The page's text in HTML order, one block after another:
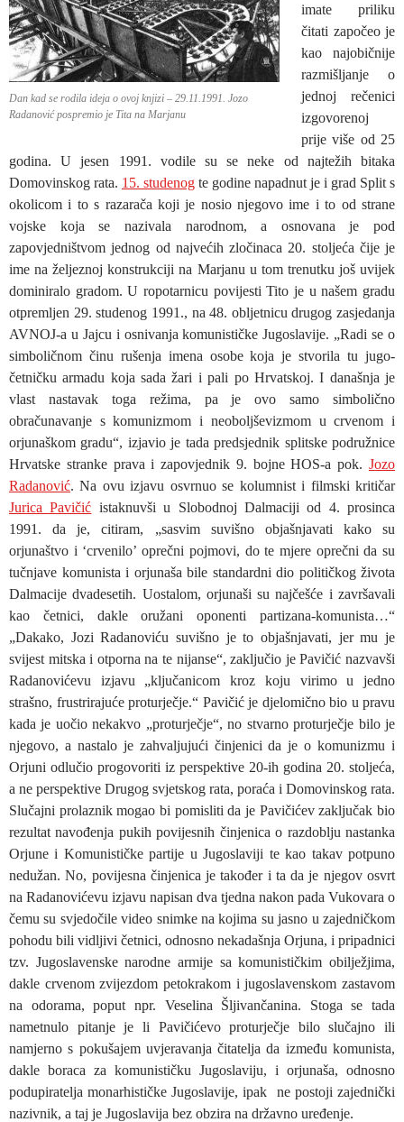
Dan kad se rodila ideja o ovoj knjizi – 29.11.1991. Jozo
Radanović pospremio je Tita na Marjanu
imate priliku
čitati započeo je
kao najobičnije
razmišljanje o
jednoj rečenici
izgovorenoj
prije više od 25
godina. U jesen 1991. vodile su se neke od najtežih bitaka
Domovinskog rata. 15. studenog te godine napadnut je i grad Split s
okolicom i to s razarača koji je nosio njegovo ime i to od strane
vojske koja se nazivala narodnom, a osnovana je pod
zapovjedništvom jednog od najvećih zločinaca 20. stoljeća čije je
ime na željeznoj konstrukciji na Marjanu u tom trenutku još uvijek
dominiralo gradom. U ropotarnicu povijesti Tito je u našem gradu
otpremljen 29. studenog 1991., na 48. obljetnicu drugog zasjedanja
AVNOJ-a u Jajcu i osnivanja komunističke Jugoslavije. „Radi se o
simboličnom činu rušenja imena osobe koja je stvorila tu jugo-
četničku armadu koja sada žari i pali po Hrvatskoj. I današnja je
vlast nastavak toga režima, pa je ovo samo simbolično
obračunavanje s komunizmom i neoboljševizmom u crvenom i
orjunaškom gradu“, izjavio je tada predsjednik splitske podružnice
Hrvatske stranke prava i zapovjednik 9. bojne HOS-a pok. Jozo
Radanović. Na ovu izjavu osvrnuo se kolumnist i filmski kritičar
Jurica Pavičić istaknuvši u Slobodnoj Dalmaciji od 4. prosinca
1991. da je, citiram, „sasvim suvišno objašnjavati kako su
orjunaštvo i ‘crvenilo’ oprečni pojmovi, do te mjere oprečni da su
tučnjave komunista i orjunaša bile standardni dio političkog života
Dalmacije dvadesetih. Uostalom, orjunaši su najčešće i završavali
kao četnici, dakle oružani oponenti partizana-komunista…“
„Dakako, Jozi Radanoviću suvišno je to objašnjavati, jer mu je
svijest mitska i otporna na te nijanse“, zaključio je Pavičić nazvavši
Radanovićevu izjavu „ključanicom kroz koju virimo u jedno
strašno, frustrirajuće proturječje.“ Pavičić je djelomično bio u pravu
kada je uočio nekakvo „proturječje“, no stvarno proturječje bilo je
njegovo, a nastalo je zahvaljujući činjenici da je o komunizmu i
Orjuni odlučio progovoriti iz perspektive 20-ih godina 20. stoljeća,
a ne perspektive Drugog svjetskog rata, poraća i Domovinskog rata.
Slučajni prolaznik mogao bi pomisliti da je Pavičićev zaključak bio
rezultat navođenja pukih povijesnih činjenica o razdoblju nastanka
Orjune i Komunističke partije u Jugoslaviji te kao takav potpuno
nedužan. No, povijesna činjenica je također i ta da je njegov osvrt
na Radanovićevu izjavu napisan dva tjedna nakon pada Vukovara o
čemu su svjedočile video snimke na kojima su jasno u zajedničkom
pohodu bili vidljivi četnici, odnosno nekadašnja Orjuna, i pripadnici
tzv. Jugoslavenske narodne armije sa komunističkim obilježjima,
dakle crvenom zvijezdom petokrakom i jugoslavenskom zastavom
na odorama, poput npr. Veselina Šljivančanina. Stoga se tada
nametnulo pitanje je li Pavičićevo proturječje bilo slučajno ili
namjerno s pokušajem uvjeravanja čitatelja da između komunista,
dakle boraca za komunističku Jugoslaviju, i orjunaša, odnosno
podupiratelja monarhističke Jugoslavije, ipak ne postoji zajednički
nazivnik, a taj je Jugoslavija bez obzira na državno uređenje.